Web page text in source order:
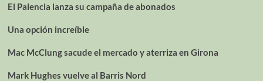
El Palencia lanza su campaña de abonados
Una opción increíble
Mac McClung sacude el mercado y aterriza en Girona
Mark Hughes vuelve al Barris Nord